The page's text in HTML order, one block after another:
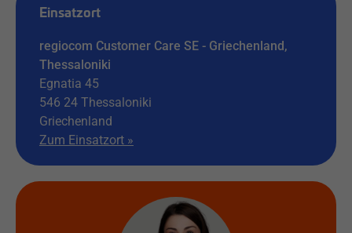
Einsatzort
regiocom Customer Care SE - Griechenland,
Thessaloniki
Egnatia 45
546 24 Thessaloniki
Griechenland
Zum Einsatzort »